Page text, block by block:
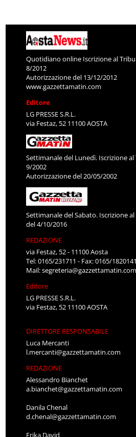
Quotidiano online Iscrizione al
8/2012
Autorizzazione del 13/12/2012
www.gazzettamatin.com
Editore
LG PRESSE S.R.L.
via Festaz, 52 11100 AOSTA
Settimanale del Lunedì. Iscrizione
9/2002
Autorizzazione del 20/05/2002
Settimanale del Sabato. Iscrizione
del 4/10/2016
REDAZIONE
via Festaz, 52 - 11100 Aosta
Tel: 0165/231711 - Fax: 0165/1820141
Mail:segreteria@gazzettamatin.com
Editore
LG PRESSE S.R.L.
via Festaz, 52 11100 AOSTA
DIRETTORE RESPONSABILE
Luca Mercanti
l.mercanti@gazzettamatin.com
REDAZIONE
Alessandro Bianchet
a.bianchet@gazzettamatin.com
Danila Chenal
d.chenal@gazzettamatin.com
Erika David